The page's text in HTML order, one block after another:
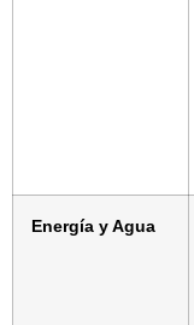
Energía y Agua